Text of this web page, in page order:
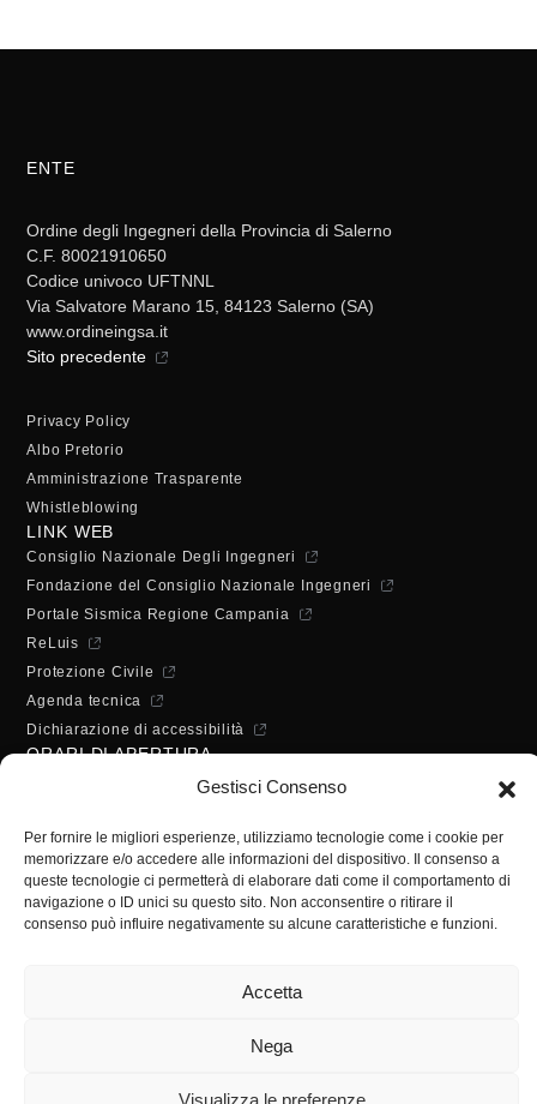
Gestisci Consenso
Per fornire le migliori esperienze, utilizziamo tecnologie come i cookie per
memorizzare e/o accedere alle informazioni del dispositivo. Il consenso a
queste tecnologie ci permetterà di elaborare dati come il comportamento di
navigazione o ID unici su questo sito. Non acconsentire o ritirare il
consenso può influire negativamente su alcune caratteristiche e funzioni.
Accetta
Nega
Visualizza le preferenze
ENTE
Ordine degli Ingegneri della Provincia di Salerno
C.F. 80021910650
Codice univoco UFTNNL
Via Salvatore Marano 15, 84123 Salerno (SA)
www.ordineingsa.it
Sito precedente
Privacy Policy
Albo Pretorio
Amministrazione Trasparente
Whistleblowing
LINK WEB
Consiglio Nazionale Degli Ingegneri
Fondazione del Consiglio Nazionale Ingegneri
Portale Sismica Regione Campania
ReLuis
Protezione Civile
Agenda tecnica
Dichiarazione di accessibilità
ORARI DI APERTURA
Lunedì - Mercoledì - Venerdì:
Martedì - Giovedì:
10:00 - 12:00 / 14:30 - 16:30
SEGRETERIA
segreteria@ordineingsa.it